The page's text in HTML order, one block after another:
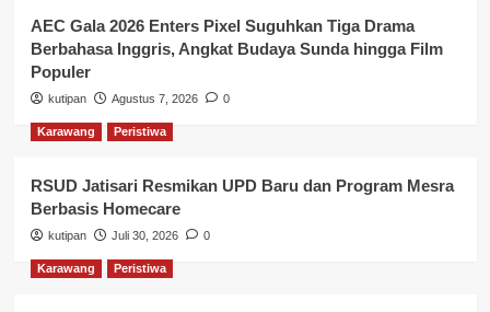
AEC Gala 2026 Enters Pixel Suguhkan Tiga Drama
Berbahasa Inggris, Angkat Budaya Sunda hingga Film
Populer
kutipan Agustus 7, 2026 0
Karawang Peristiwa
RSUD Jatisari Resmikan UPD Baru dan Program Mesra
Berbasis Homecare
kutipan Juli 30, 2026 0
Karawang Peristiwa